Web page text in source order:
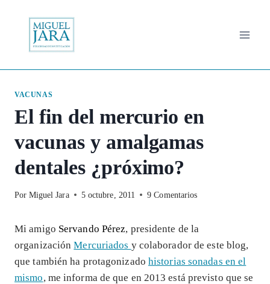
contenido
VACUNAS
El fin del mercurio en
vacunas y amalgamas
dentales ¿próximo?
Por Miguel Jara 5 octubre, 2011 9 Comentarios
Mi amigo Servando Pérez, presidente de la
organizaciónMercuriados y colaborador de este blog,
que también ha protagonizado historias sonadas en el
mismo, me informa de que en 2013 está previsto que se